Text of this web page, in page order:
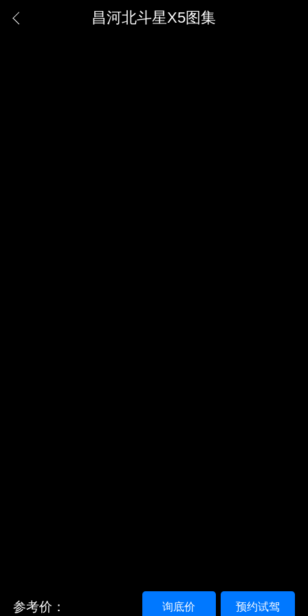
昌河北斗星X5图集
参考价： 预约试驾
询底价